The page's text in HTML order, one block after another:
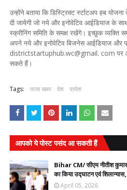
उन्होंने बताया कि डिस्ट्रिक्ट र्स्टाटअप हब
दी जायेगी जो नये और इनोवेटिव आईडियाज के
स्क्रीनिंग समिति के समक्ष रखेंगे। इच्छुक व्यक्ति
अपने नये और इनोवेटिव बिजनेस आईडियाज और
districtstartuphub.wc@gmail. com पर
सकते हैं।
Tags: ताजा खबर देश प्रदेश
आपको ये पोस्ट पसंद आ सकती हैं
Bihar CM/ सीएम नीतीश कुमार
का किया उद्घाटन एवं शिलान्यास,
April 05, 2026